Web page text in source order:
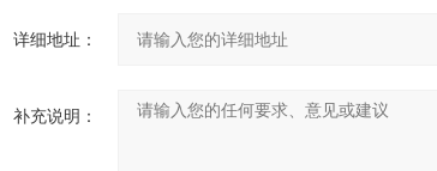
详细地址：
补充说明：